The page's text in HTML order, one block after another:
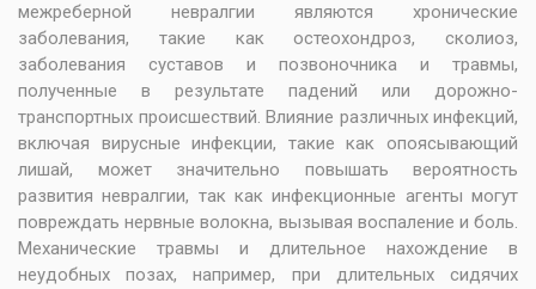
межреберной невралгии являются хронические
заболевания, такие как остеохондроз, сколиоз,
заболевания суставов и позвоночника и травмы,
полученные в результате падений или дорожно-
транспортных происшествий. Влияние различных инфекций,
включая вирусные инфекции, такие как опоясывающий
лишай, может значительно повышать вероятность
развития невралгии, так как инфекционные агенты могут
повреждать нервные волокна, вызывая воспаление и боль.
Механические травмы и длительное нахождение в
неудобных позах, например, при длительных сидячих